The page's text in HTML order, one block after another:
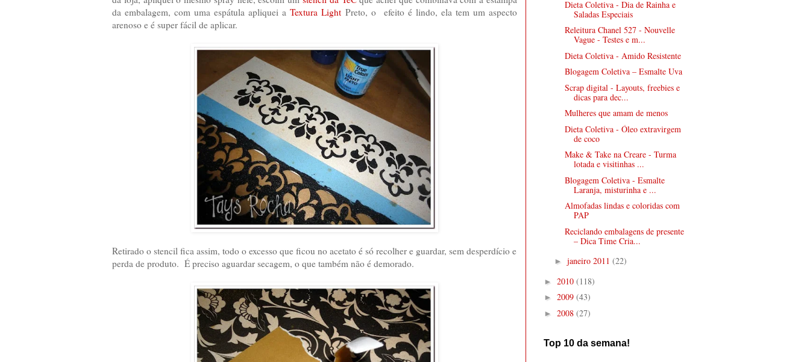
da embalagem, com uma espátula apliquei aTextura Light Preto, o efeito é lindo, ela tem um aspecto
arenoso e é super fácil de aplicar.
Retirado o stencil fica assim, todo o excesso que ficou no acetato é só recolher e guardar, sem desperdício e
perda de produto. É preciso aguardar secagem, o que também não é demorado.
Dieta Coletiva - Dia de Rainha e
Saladas Especiais
Releitura Chanel 527 - Nouvelle
Vague - Testes e m...
Dieta Coletiva - Amido Resistente
Blogagem Coletiva – Esmalte Uva
Scrap digital - Layouts, freebies e
dicas para dec...
Mulheres que amam de menos
Dieta Coletiva - Óleo extravirgem
de coco
Make & Take na Creare - Turma
lotada e visitinhas ...
Blogagem Coletiva - Esmalte
Laranja, misturinha e ...
Almofadas lindas e coloridas com
PAP
Reciclando embalagens de presente
– Dica Time Cria...
► janeiro 2011 (22)
► 2010 (118)
► 2009 (43)
► 2008 (27)
Top 10 da semana!